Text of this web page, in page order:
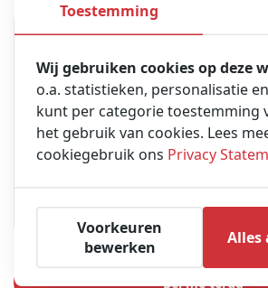
Toestemming
Wij gebruiken cookies op deze
o.a. statistieken, personalisatie
kunt per categorie toestemming
het gebruik van cookies. Lees
cookiegebruik ons Privacy
Voorkeuren
bewerken
Alles